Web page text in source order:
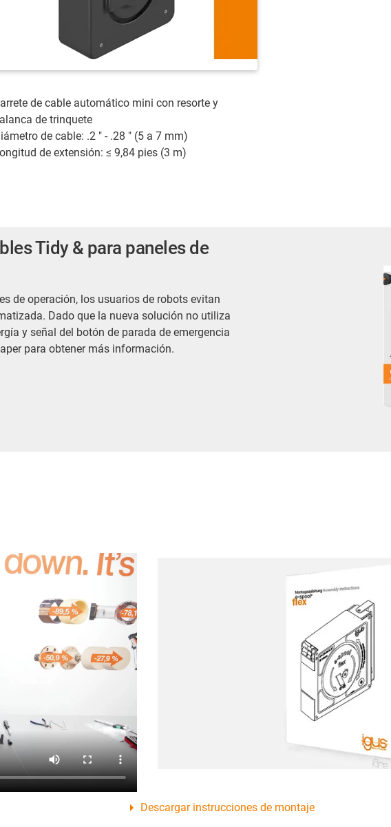
de cable automático mini con resorte y
de trinquete
de cable: .2 " - .28 " (5 a 7 mm)
de extensión: ≤ 9,84 pies (3 m)
Tidy & para paneles de
de operación, los usuarios de robots evitan
Dado que la nueva solución no utiliza
y señal del botón de parada de emergencia
para obtener más información.
Descargar instrucciones de montaje